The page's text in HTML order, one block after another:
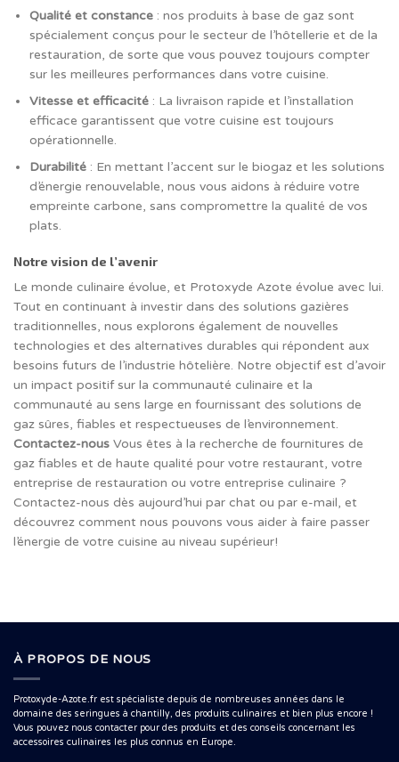
Qualité et constance : nos produits à base de gaz sont
spécialement conçus pour le secteur de l’hôtellerie et de la
restauration, de sorte que vous pouvez toujours compter
sur les meilleures performances dans votre cuisine.
Vitesse et efficacité : La livraison rapide et l’installation
efficace garantissent que votre cuisine est toujours
opérationnelle.
Durabilité : En mettant l’accent sur le biogaz et les solutions
d’énergie renouvelable, nous vous aidons à réduire votre
empreinte carbone, sans compromettre la qualité de vos
plats.
Notre vision de l’avenir
Le monde culinaire évolue, et Protoxyde Azote évolue avec lui.
Tout en continuant à investir dans des solutions gazières
traditionnelles, nous explorons également de nouvelles
technologies et des alternatives durables qui répondent aux
besoins futurs de l’industrie hôtelière. Notre objectif est d’avoir
un impact positif sur la communauté culinaire et la
communauté au sens large en fournissant des solutions de
gaz sûres, fiables et respectueuses de l’environnement.
Contactez-nous Vous êtes à la recherche de fournitures de
gaz fiables et de haute qualité pour votre restaurant, votre
entreprise de restauration ou votre entreprise culinaire ?
Contactez-nous dès aujourd’hui par chat ou par e-mail, et
découvrez comment nous pouvons vous aider à faire passer
l’énergie de votre cuisine au niveau supérieur!
À PROPOS DE NOUS
Protoxyde-Azote.fr est spécialiste depuis de nombreuses années dans le
domaine des seringues à chantilly, des produits culinaires et bien plus encore !
Vous pouvez nous contacter pour des produits et des conseils concernant les
accessoires culinaires les plus connus en Europe.